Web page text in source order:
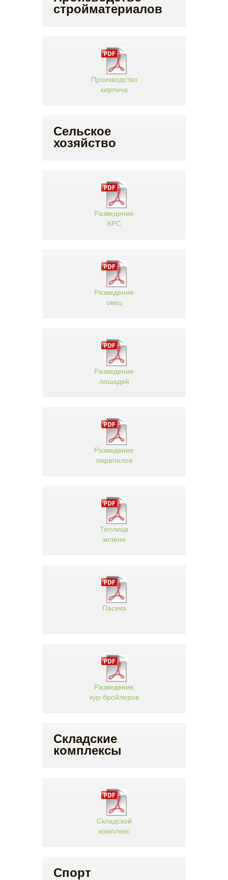
стройматериалов
Производство
кирпича
Сельское
хозяйство
Разведение
КРС
Разведение
овец
Разведение
лошадей
Разведение
перепелов
Теплица
зелени
Пасека
Разведение
кур-бройлеров
Складские
комплексы
Складской
комплекс
Спорт